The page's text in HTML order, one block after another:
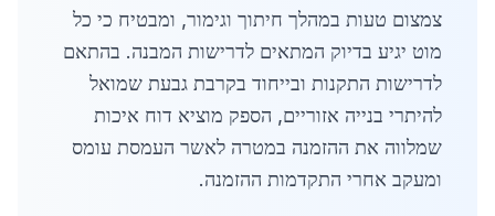
צמצום טעות במהלך חיתוך וגימור, ומבטיח כי כל
מוט יגיע בדיוק המתאים לדרישות המבנה. בהתאם
לדרישות התקנות ובייחוד בקרבת גבעת שמואל
להיתרי בנייה אזוריים, הספק מוציא דוח איכות
שמלווה את ההזמנה במטרה לאשר העמסת עומס
ומעקב אחרי התקדמות ההזמנה.